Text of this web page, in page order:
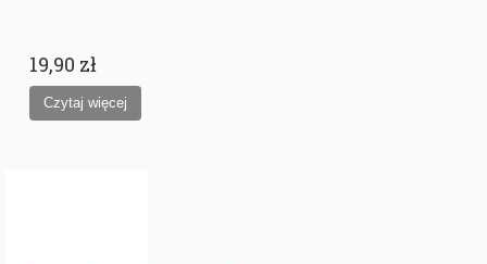
19,90 zł